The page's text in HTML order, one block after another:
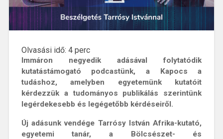
Olvasási idő: 4 perc
Immáron negyedik adásával folytatódik
kutatástámogató podcastünk, a Kapocs a
tudáshoz, amelyben egyetemünk kutatóit
kérdezzük a tudományos publikálás szerintünk
legérdekesebb és legégetőbb kérdéseiről.
Új adásunk vendége Tarrósy István Afrika-kutató,
egyetemi tanár, a Bölcsészet- és